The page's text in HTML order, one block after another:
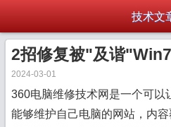
技术文
2招修复被"及谐
2024-03-01
360电脑维修技术网是一个可以
能够维护自己电脑的网站，内